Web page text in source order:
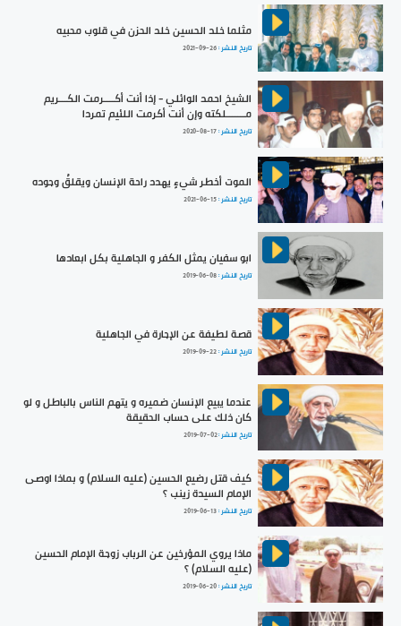
مثلما خلد الحسين خلد الحزن في قلوب محبيه
تاريخ النشر :2021-09-26
الشيخ احمد الوائلي - إذا أنت أكــــرمت الكـــريم
مـــــــلكته وإن أنت أكرمت اللئيم تمردا
تاريخ النشر :2020-08-17
الموت أخطر شيءٍ يهدد راحة الإنسان ويقلقُ وجوده
تاريخ النشر :2021-06-15
ابو سفيان يمثل الكفر و الجاهلية بكل ابعادها
تاريخ النشر :2019-06-08
قصة لطيفة عن الإجارة في الجاهلية
تاريخ النشر :2019-09-22
عندما يبيع الإنسان ضميره و يتهم الناس بالباطل و لو
كان ذلك على حساب الحقيقة
تاريخ النشر :2019-07-02
كيف قتل رضيع الحسين (عليه السلام) و بماذا اوصى
الإمام السيدة زينب ؟
تاريخ النشر :2019-06-13
ماذا يروي المؤرخين عن الرباب زوجة الإمام الحسين
(عليه السلام) ؟
تاريخ النشر :2019-06-20